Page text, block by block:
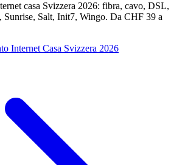
casa Svizzera 2026: fibra, cavo, DSL,
Sunrise, Salt, Init7, Wingo. Da CHF 39 a
Internet Casa Svizzera 2026